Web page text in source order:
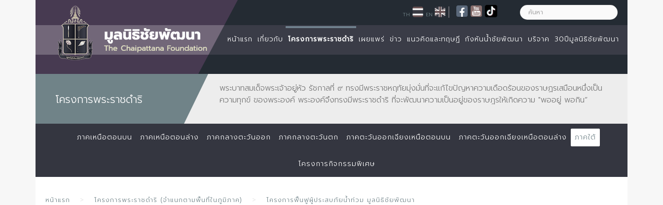
หน้าแรก เกี่ยวกับ โครงการพระราชดำริ เผยแพร่ ข่าว แนวคิดและทฤษฏี กังหันน้ำชัยพัฒนา บริจาค 30ปีมูลนิธิชัยพัฒนา
TH EN |
โครงการพระราชดำริ
พระบาทสมเด็จพระเจ้าอยู่หัว รัชกาลที่ ๙ ทรงมีพระราชหฤทัยมุ่งมั่นที่จะแก้ไขปัญหาความเดือดร้อนของราษฏรเสมือนหนึ่งเป็น
ความทุกข์ ของพระองค์ พระองค์จึงทรงมีพระราชดำริ ที่จะพัฒนาความเป็นอยู่ของราษฎรให้เกิดความ "พออยู่ พอกิน”
ภาคเหนือตอนบน ภาคเหนือตอนล่าง ภาคกลางตะวันออก ภาคกลางตะวันตก ภาคตะวันออกเฉียงเหนือตอนบน ภาคตะวันออกเฉียงเหนือตอนล่าง ภาคใต้
โครงการกิจกรรมพิเศษ
หน้าแรก โครงการพระราชดำริ (จำแนกตามพื้นที่ในภูมิภาค)
โครงการฟื้นฟูผู้ประสบภัยน้ำท่วม มูลนิธิชัยพัฒนา